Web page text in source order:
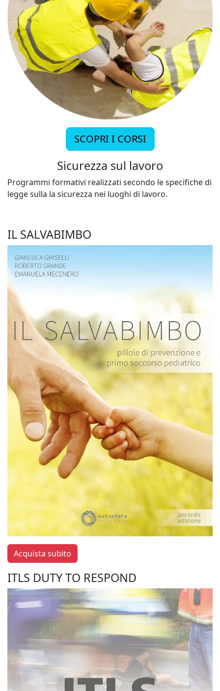
SCOPRI I CORSI
Sicurezza sul lavoro
Programmi formativi realizzati secondo le specifiche di
legge sulla la sicurezza nei luoghi di lavoro.
IL SALVABIMBO
Acquista subito
ITLS DUTY TO RESPOND